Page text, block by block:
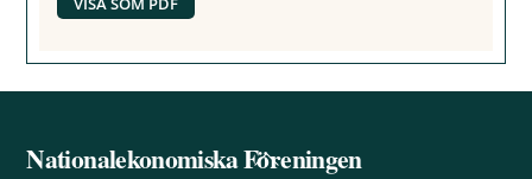
Back
Nationalekonomiska Föreningen